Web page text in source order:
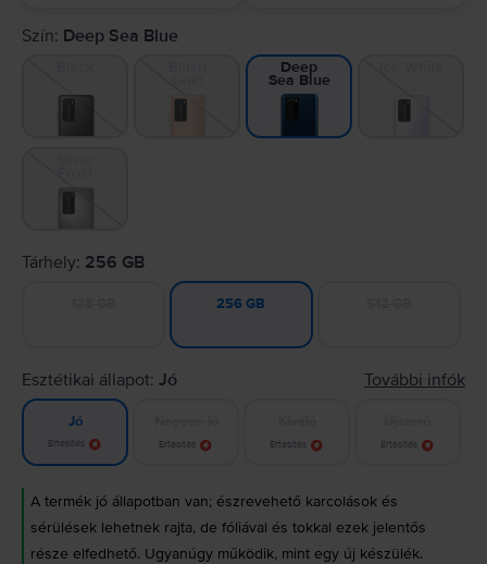
Szín: Deep Sea Blue
Deep
Sea Blue
Tárhely: 256 GB
256 GB
Esztétikai állapot: Jó További infók
Jó
Értesítés Értesítés Értesítés Értesítés
A termék jó állapotban van; észrevehető karcolások és
sérülések lehetnek rajta, de fóliával és tokkal ezek jelentős
része elfedhető. Ugyanúgy működik, mint egy új készülék.